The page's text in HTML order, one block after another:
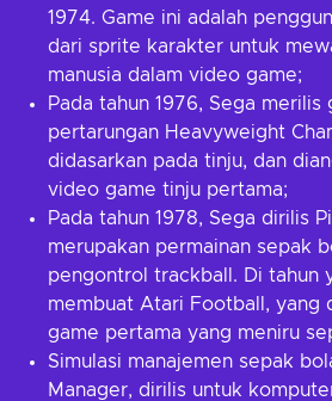
1974. Game ini adalah
dari sprite karakter untuk
manusia dalam video game;
Pada tahun 1976, Sega merilis
pertarungan Heavyweight
didasarkan pada tinju, dan
video game tinju pertama;
Pada tahun 1978, Sega dirilis
merupakan permainan sepak
pengontrol trackball. Di tahun
membuat Atari Football, yang
game pertama yang meniru
Simulasi manajemen sepak
Manager, dirilis untuk